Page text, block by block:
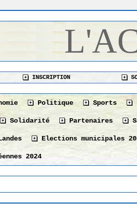
INSCRIPTION
Politique Sports
Solidarité Partenaires
Elections municipales
2024